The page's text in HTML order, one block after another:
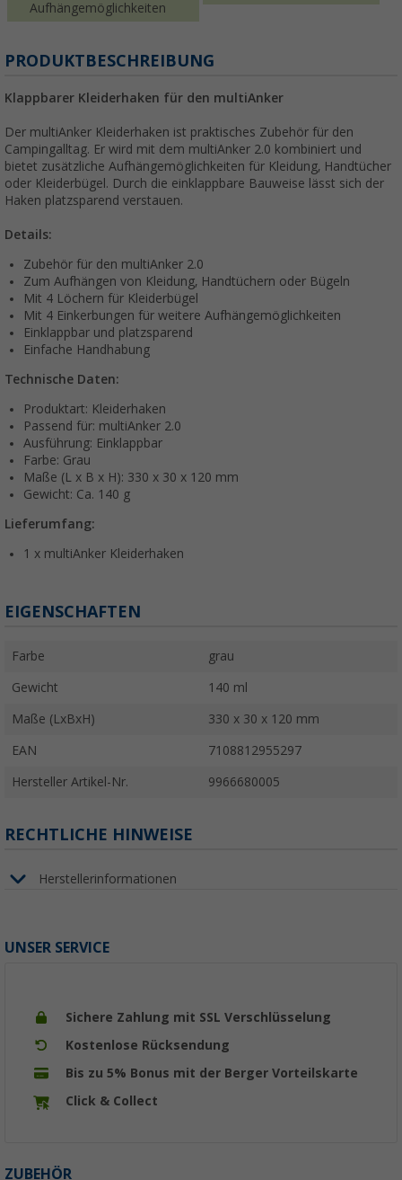
Aufhängemöglichkeiten
PRODUKTBESCHREIBUNG
Klappbarer Kleiderhaken für den multiAnker
Der multiAnker Kleiderhaken ist praktisches Zubehör für den
Campingalltag. Er wird mit dem multiAnker 2.0 kombiniert und
bietet zusätzliche Aufhängemöglichkeiten für Kleidung, Handtücher
oder Kleiderbügel. Durch die einklappbare Bauweise lässt sich der
Haken platzsparend verstauen.
Details:
Zubehör für den multiAnker 2.0
Zum Aufhängen von Kleidung, Handtüchern oder Bügeln
Mit 4 Löchern für Kleiderbügel
Mit 4 Einkerbungen für weitere Aufhängemöglichkeiten
Einklappbar und platzsparend
Einfache Handhabung
Technische Daten:
Produktart: Kleiderhaken
Passend für: multiAnker 2.0
Ausführung: Einklappbar
Farbe: Grau
Maße (L x B x H): 330 x 30 x 120 mm
Gewicht: Ca. 140 g
Lieferumfang:
1 x multiAnker Kleiderhaken
EIGENSCHAFTEN
Farbe grau
Gewicht 140 ml
Maße (LxBxH) 330 x 30 x 120 mm
EAN 7108812955297
Hersteller Artikel-Nr. 9966680005
RECHTLICHE HINWEISE
Herstellerinformationen
UNSER SERVICE
Sichere Zahlung mit SSL Verschlüsselung
Kostenlose Rücksendung
Bis zu 5% Bonus mit der Berger Vorteilskarte
Click & Collect
ZUBEHÖR